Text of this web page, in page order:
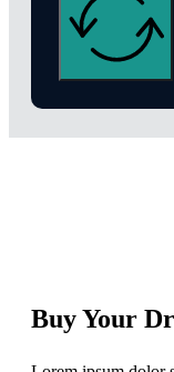
Buy Your